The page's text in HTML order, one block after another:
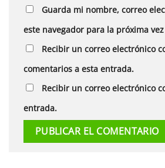
Guarda mi nombre, correo
este navegador para la próxima
Recibir un correo electrónico
comentarios a esta entrada.
Recibir un correo electrónico
entrada.